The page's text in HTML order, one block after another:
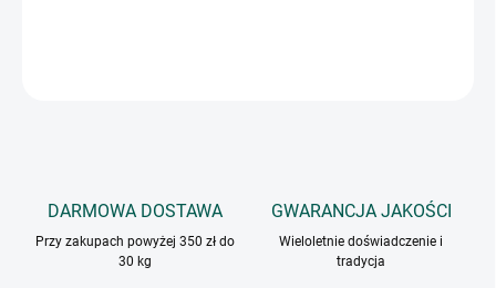
DARMOWA DOSTAWA
Przy zakupach powyżej 350 zł do
30 kg
GWARANCJA JAKOŚCI
Wieloletnie doświadczenie i
tradycja